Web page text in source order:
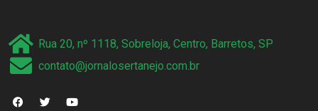
Rua 20, nº 1118, Sobreloja, Centro, Barretos, SP
contato@jornalosertanejo.com.br